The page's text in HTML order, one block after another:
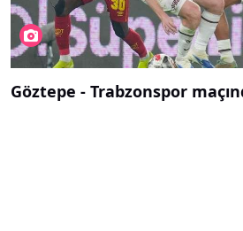
Göztepe - Trabzonspor